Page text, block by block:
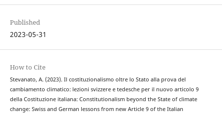
Published
2023-05-31
How to Cite
Stevanato, A. (2023). Il costituzionalismo oltre lo Stato alla prova del
cambiamento climatico: lezioni svizzere e tedesche per il nuovo articolo 9
della Costituzione italiana: Constitutionalism beyond the State of climate
change: Swiss and German lessons from new Article 9 of the Italian